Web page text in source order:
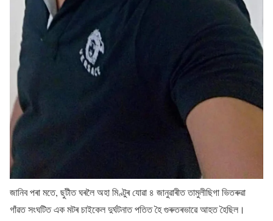
জানিব পৰা মতে, ছুটীত ঘৰলৈ অহা মিণ্টুৰ যোৱা ৪ জানুৱাৰীত তামুলীছিগা ভিতৰুৱা
গাঁৱত সংঘটিত এক মটৰ চাইকেল দুৰ্ঘটনাত পতিত হৈ গুৰুতৰভাৱে আহত হৈছিল।